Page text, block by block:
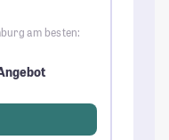
am besten: